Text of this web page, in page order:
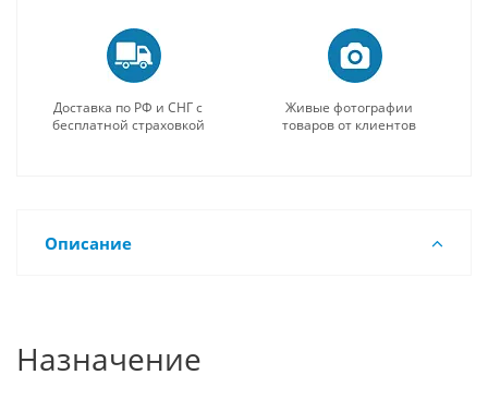
Доставка по РФ и СНГ с
бесплатной страховкой
Живые фотографии
товаров от клиентов
Описание
Назначение